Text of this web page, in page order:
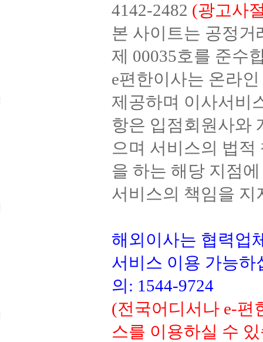
4142-2482 (광고사
본 사이트는 공정
제 00035호를 준수
e편한이사는 온라
제공하며 이사서비
항은 입점회원사와
으며 서비스의 법
을 하는 해당 지점
서비스의 책임을 지
해외이사는 협력업
서비스 이용 가능
의: 1544-9724
(전국어디서나 e-편
스를 이용하실 수